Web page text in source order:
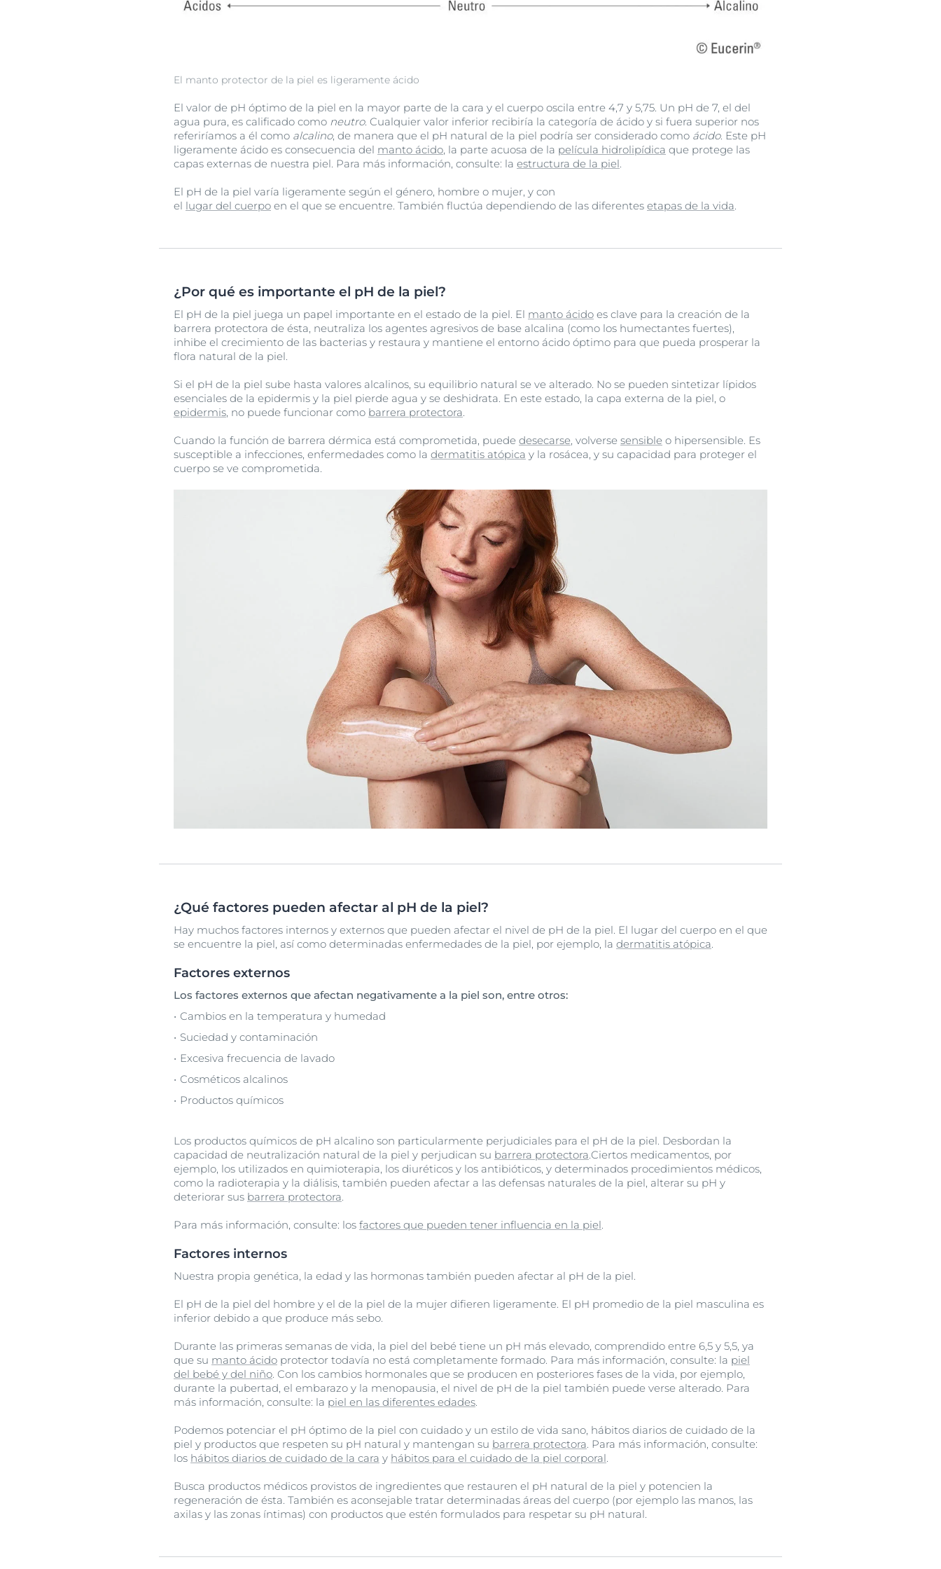
El manto protector de la piel es ligeramente ácido
El valor de pH óptimo de la piel en la mayor parte de la cara y el cuerpo oscila entre 4,7 y 5,75. Un pH de 7, el del
agua pura, es calificado como neutro. Cualquier valor inferior recibiría la categoría de ácido y si fuera superior nos
referiríamos a él como alcalino, de manera que el pH natural de la piel podría ser considerado como ácido. Este pH
ligeramente ácido es consecuencia del manto ácido , la parte acuosa de la película hidrolipídica que protege las
capas externas de nuestra piel. Para más información, consulte: la estructura de la piel
El pH de la piel varía ligeramente según el género, hombre o mujer, y con
el lugar del cuerpo en el que se encuentre. También fluctúa dependiendo de las diferentes etapas de la vida
¿Por qué es importante el pH de la piel?
El pH de la piel juega un papel importante en el estado de la piel. El manto ácido es clave para la creación de la
barrera protectora de ésta, neutraliza los agentes agresivos de base alcalina (como los humectantes fuertes),
inhibe el crecimiento de las bacterias y restaura y mantiene el entorno ácido óptimo para que pueda prosperar la
flora natural de la piel.
Si el pH de la piel sube hasta valores alcalinos, su equilibrio natural se ve alterado. No se pueden sintetizar lípidos
esenciales de la epidermis y la piel pierde agua y se deshidrata. En este estado, la capa externa de la piel, o
epidermis , no puede funcionar como barrera protectora
Cuando la función de barrera dérmica está comprometida, puede desecarse , volverse sensible o hipersensible. Es
susceptible a infecciones, enfermedades como la dermatitis atópica y la rosácea, y su capacidad para proteger el
cuerpo se ve comprometida.
¿Qué factores pueden afectar al pH de la piel?
Hay muchos factores internos y externos que pueden afectar el nivel de pH de la piel. El lugar del cuerpo en el que
se encuentre la piel, así como determinadas enfermedades de la piel, por ejemplo, la dermatitis atópica.
Factores externos
Los factores externos que afectan negativamente a la piel son, entre otros:
Cambios en la temperatura y humedad
Suciedad y contaminación
Excesiva frecuencia de lavado
Cosméticos alcalinos
Productos químicos
Los productos químicos de pH alcalino son particularmente perjudiciales para el pH de la piel. Desbordan la
capacidad de neutralización natural de la piel y perjudican su barrera protectora.Ciertos medicamentos, por
ejemplo, los utilizados en quimioterapia, los diuréticos y los antibióticos, y determinados procedimientos médicos,
como la radioterapia y la diálisis, también pueden afectar a las defensas naturales de la piel, alterar su pH y
deteriorar sus barrera protectora.
Para más información, consulte: los factores que pueden tener influencia en la piel.
Factores internos
Nuestra propia genética, la edad y las hormonas también pueden afectar al pH de la piel.
El pH de la piel del hombre y el de la piel de la mujer difieren ligeramente. El pH promedio de la piel masculina es
inferior debido a que produce más sebo.
Durante las primeras semanas de vida, la piel del bebé tiene un pH más elevado, comprendido entre 6,5 y 5,5, ya
que su manto ácido protector todavía no está completamente formado. Para más información, consulte: la piel
del bebé y del niño. Con los cambios hormonales que se producen en posteriores fases de la vida, por ejemplo,
durante la pubertad, el embarazo y la menopausia, el nivel de pH de la piel también puede verse alterado. Para
más información, consulte: la piel en las diferentes edades.
Podemos potenciar el pH óptimo de la piel con cuidado y un estilo de vida sano, hábitos diarios de cuidado de la
piel y productos que respeten su pH natural y mantengan su barrera protectora. Para más información, consulte:
los hábitos diarios de cuidado de la cara y hábitos para el cuidado de la piel corporal.
Busca productos médicos provistos de ingredientes que restauren el pH natural de la piel y potencien la
regeneración de ésta. También es aconsejable tratar determinadas áreas del cuerpo (por ejemplo las manos, las
axilas y las zonas íntimas) con productos que estén formulados para respetar su pH natural.